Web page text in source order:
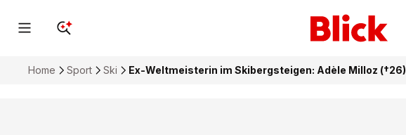
Home Sport Ski Ex-Weltmeisterin im Skibergsteigen: Adèle Milloz